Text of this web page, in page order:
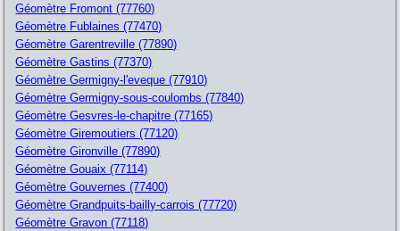
Géomètre Fromont (77760)
Géomètre Fublaines (77470)
Géomètre Garentreville (77890)
Géomètre Gastins (77370)
Géomètre Germigny-l'eveque (77910)
Géomètre Germigny-sous-coulombs (77840)
Géomètre Gesvres-le-chapitre (77165)
Géomètre Giremoutiers (77120)
Géomètre Gironville (77890)
Géomètre Gouaix (77114)
Géomètre Gouvernes (77400)
Géomètre Grandpuits-bailly-carrois (77720)
Géomètre Gravon (77118)